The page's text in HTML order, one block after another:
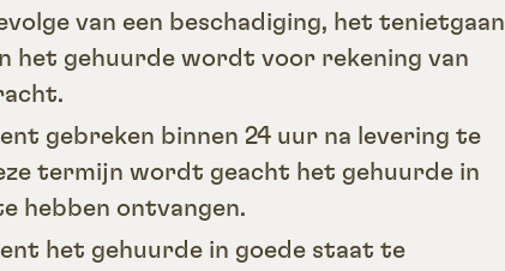
van een beschadiging, het tenietgaan
het gehuurde wordt voor rekening van
gebreken binnen 24 uur na levering te
termijn wordt geacht het gehuurde in
hebben ontvangen.
het gehuurde in goede staat te